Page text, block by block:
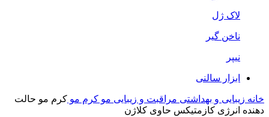
لاک ژل
ناخن گیر
نیپر
ابزار سالنی
خانه زیبایی و بهداشتی مراقبت و زیبایی مو کرم مو کرم مو حالت
دهنده انرژی کازمتیکس حاوی کلاژن